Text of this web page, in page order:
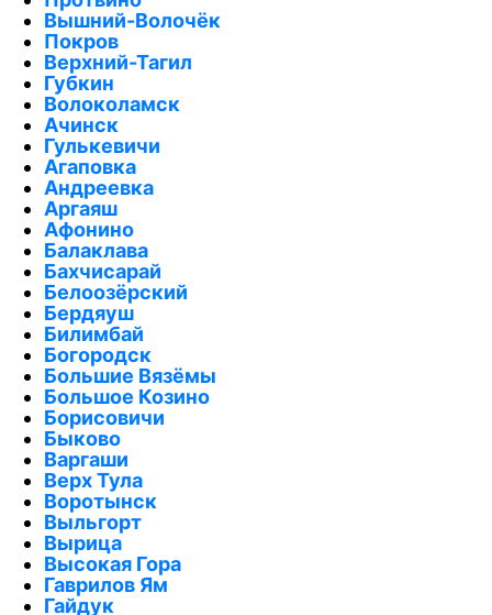
Вышний-Волочёк
Покров
Верхний-Тагил
Губкин
Волоколамск
Ачинск
Гулькевичи
Агаповка
Андреевка
Аргаяш
Афонино
Балаклава
Бахчисарай
Белоозёрский
Бердяуш
Билимбай
Богородск
Большие Вязёмы
Большое Козино
Борисовичи
Быково
Варгаши
Верх Тула
Воротынск
Выльгорт
Вырица
Высокая Гора
Гаврилов Ям
Гайдук